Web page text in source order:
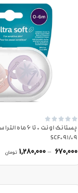





پستانک اونت 0 تا
SCF091/09
670,000
–
1,280,000 تومان